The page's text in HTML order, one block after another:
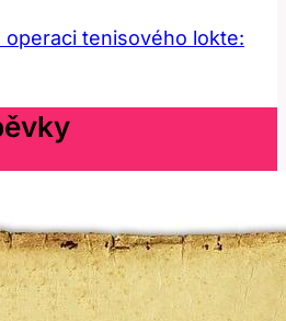
tenisového lokte: